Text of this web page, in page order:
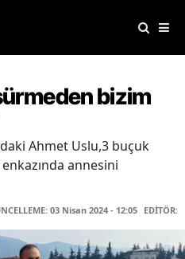
bizim
Ahmet Uslu,3 buçuk
annesini
03 Nisan 2024 - 12:05 EDİTÖR: